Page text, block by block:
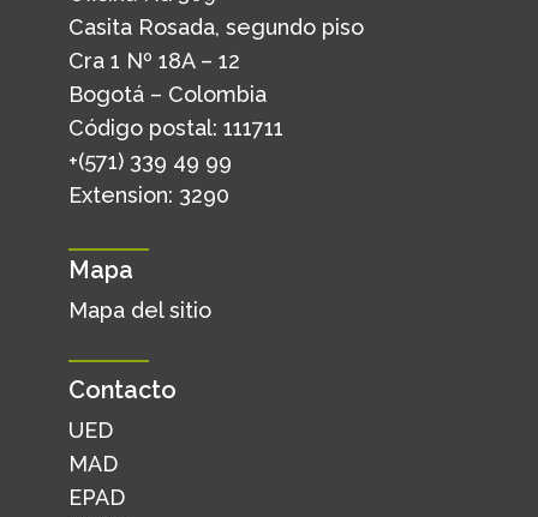
Casita Rosada, segundo piso
Cra 1 Nº 18A – 12
Bogotá – Colombia
Código postal: 111711
+(571) 339 49 99
Extension: 3290
Mapa
Mapa del sitio
Contacto
UED
MAD
EPAD